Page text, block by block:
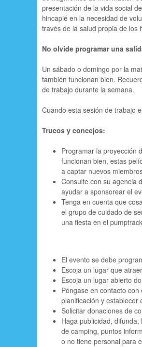
presentación de la vida social
hincapié en la necesidad de
través de la salud propia de los
No olvide programar una
Un sábado o domingo por la
también funcionan bien.
de trabajo durante la semana.
Cuando esta sesión de trabajo
Trucos y concejos:
Programar la proyección
funcionan bien, estas
a captar nuevos
Consulte con su agencia
ayudar a sponsorear el
Tenga en cuenta que
el grupo de cuidado de
una fiesta en el
El evento se debe
Escoja un lugar que
Escoja un lugar abierto
Póngase en contacto
planificación y establecer
Solicitar donaciones de
Haga publicidad,
de camping, puntos
o no tiene personal para